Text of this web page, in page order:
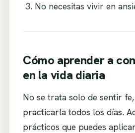
No necesitas vivir en
Cómo aprender a
en la vida diaria
No se trata solo de sentir
practicarla todos los días.
prácticos que puedes